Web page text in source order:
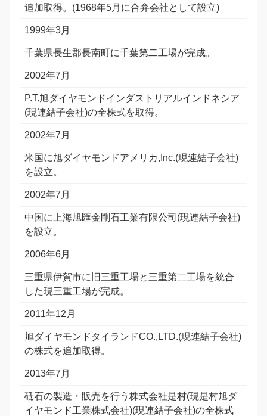
追加取得。(1968年5月に合弁会社として設立)
1999年3月
千葉県長生郡長南町に千葉第二工場が完成。
2002年7月
P.T.旭ダイヤモンドインダストリアルインドネシア
(現連結子会社)の全株式を取得。
2002年7月
米国に旭ダイヤモンドアメリカ,Inc.(現連結子会社)
を設立。
2002年7月
中国に上海旭匯金剛石工業有限公司(現連結子会社)
を設立。
2006年6月
三重県伊賀市に旧三重工場と三重第二工場を統合
した現三重工場が完成。
2011年12月
旭ダイヤモンドタイランドCO.,LTD.(現連結子会社)
の株式を追加取得。
2013年7月
砥石の製造・販売を行う株式会社是村(現是村旭ダ
イヤモンド工業株式会社)(現連結子会社)の全株式